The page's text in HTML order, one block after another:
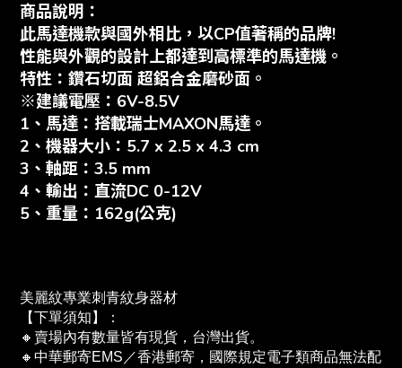
商品說明：
此馬達機款與國外相比，以CP值著稱的品牌!
性能與外觀的設計上都達到高標準的馬達機。
特性：鑽石切面 超鋁合金磨砂面。
※建議電壓：6V-8.5V
1、馬達：搭載瑞士MAXON馬達。
2、機器大小：5.7 x 2.5 x 4.3 cm
3、軸距：3.5 mm
4、輸出：直流DC 0-12V
5、重量：162g(公克)
美麗紋專業刺青紋身器材
【下單須知】：
🔸賣場內有數量皆有現貨，台灣出貨。
🔸中華郵寄EMS／香港郵寄，國際規定電子類商品無法配